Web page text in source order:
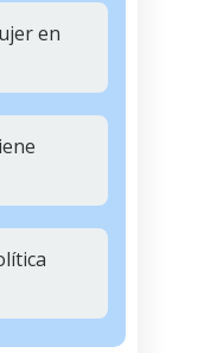
en